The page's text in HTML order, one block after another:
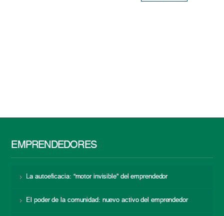
EMPRENDEDORES
La autoeficacia: “motor invisible” del emprendedor
El poder de la comunidad: nuevo activo del emprendedor